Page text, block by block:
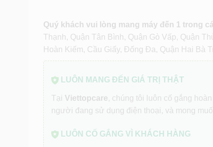
Quý khách vui lòng mang máy đến 1 trong
Thạnh, Quận Tân Bình, Quận Gò Vấp, Quận
Hoàn Kiếm, Cầu Giấy, Đống Đa, Quận Hai Bà
LUÔN MANG ĐẾN GIÁ TRỊ THẬT
Tại Viettopcare, chúng tôi luôn cố gắng
người đang sử dụng điện thoại, và mong
LUÔN CỐ GẮNG VÌ KHÁCH HÀNG